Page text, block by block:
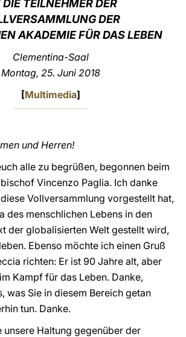
中文
LATINE
TEILNEHMER DER
DER
AKADEMIE FÜR DAS LEBEN
Clementina-Saal
Montag, 25. Juni 2018
[Multimedia]
und Herren!
alle zu begrüßen, begonnen beim
Vincenzo Paglia. Ich danke
Vollversammlung vorgestellt hat,
des menschlichen Lebens in den
der globalisierten Welt gestellt wird,
Ebenso möchte ich einen Gruß
richten: Er ist 90 Jahre alt, aber
Kampf für das Leben. Danke,
was Sie in diesem Bereich getan
tun. Danke.
unsere Haltung gegenüber der